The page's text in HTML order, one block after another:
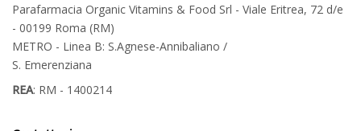
Parafarmacia Organic Vitamins & Food Srl - Viale Eritrea, 72 d/e
- 00199 Roma (RM)
METRO - Linea B: S.Agnese-Annibaliano /
S. Emerenziana
REA: RM - 1400214